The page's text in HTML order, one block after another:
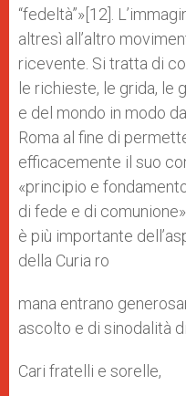
“fedeltà”»[12].
altresì all’altro
ricevente. Si tratta di
le richieste, le grida, le
e del mondo in modo
Roma al fine di
efficacemente il suo
«principio e
di fede e di
è più importante
della Curia ro
mana entrano
ascolto e di sinodalità
Cari fratelli e sorelle,